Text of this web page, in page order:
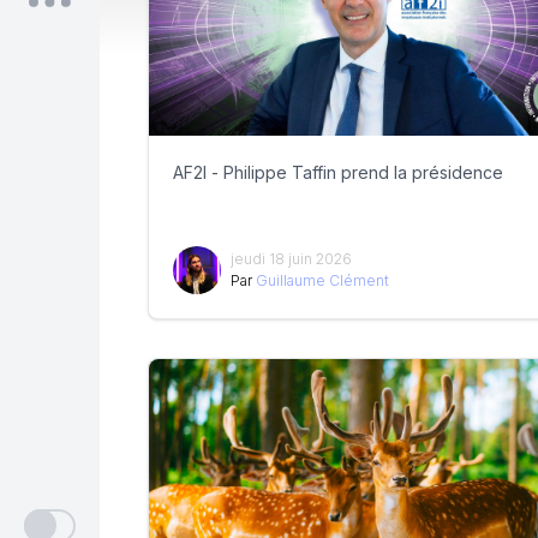
AF2I - Philippe Taffin prend la présidence
jeudi 18 juin 2026
Par Guillaume Clément